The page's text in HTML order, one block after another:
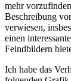
mehr
Beschreibung
verwiesen,
einen
Feindbildern
Ich habe das